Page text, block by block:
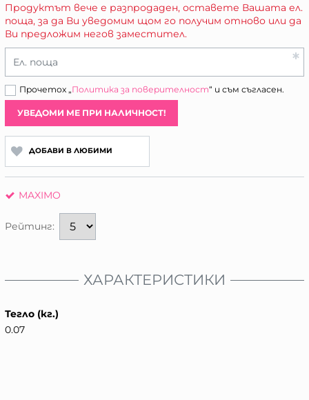
Продуктът вече е разпродаден, оставете Вашата ел.
поща, за да Ви уведомим щом го получим отново или да
Ви предложим негов заместител.
Ел. поща
Прочетох „Политика за поверителност“ и съм съгласен.
УВЕДОМИ МЕ ПРИ НАЛИЧНОСТ!
ДОБАВИ В ЛЮБИМИ
MAXIMO
Рейтинг:
ХАРАКТЕРИСТИКИ
Тегло (кг.)
0.07